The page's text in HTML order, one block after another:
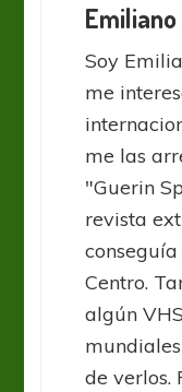
Soy
me
me las
"Guerin
revista
Centro.
algún
de verlos.